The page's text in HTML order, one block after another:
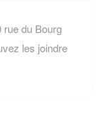
rue du Bourg
les joindre